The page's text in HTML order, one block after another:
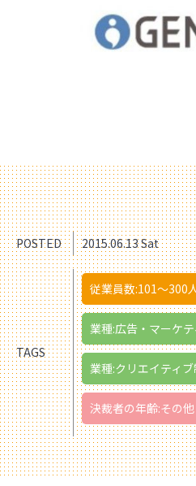
POSTED 2015.06.13 Sat
TAGS
従業員数:101〜300人
業種:広告・マーケ
業種:クリエイティ
決裁者の年齢:その他